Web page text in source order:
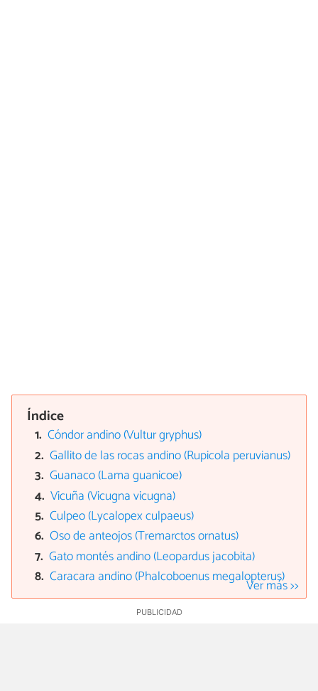
Índice
Cóndor andino (Vultur gryphus)
Gallito de las rocas andino (Rupicola peruvianus)
Guanaco (Lama guanicoe)
Vicuña (Vicugna vicugna)
Culpeo (Lycalopex culpaeus)
Oso de anteojos (Tremarctos ornatus)
Gato montés andino (Leopardus jacobita)
Caracara andino (Phalcoboenus megalopterus)
Ver más >>